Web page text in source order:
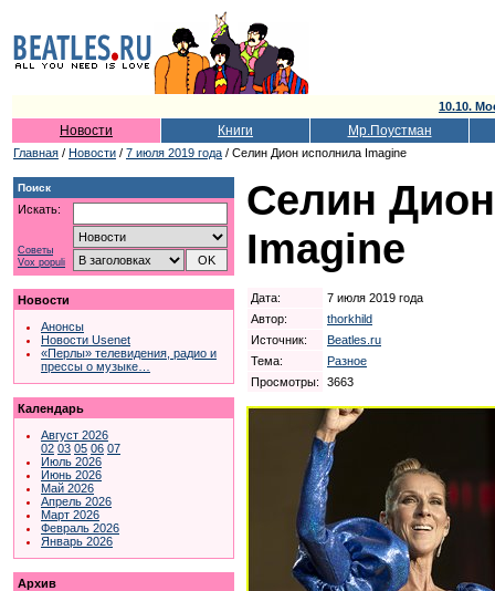
10.10.
Новости Книги Мр.Поустман
Главная / Новости / 7 июля 2019 года / Селин Дион исполнила Imagine
Поиск
Искать:
Советы
Vox populi
Новости
Анонсы
Новости Usenet
«Перлы» телевидения, радио и
прессы о музыке…
Календарь
Август 2026
02 03 05 06 07
Июль 2026
Июнь 2026
Май 2026
Апрель 2026
Март 2026
Февраль 2026
Январь 2026
Архив
Селин
Imagine
Дата:
7 июля 2019 года
Автор:
thorkhild
Источник:
Beatles.ru
Тема:
Разное
Просмотры:
3663